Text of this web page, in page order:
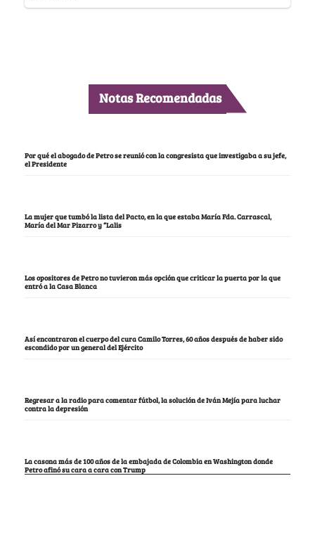
Notas Recomendadas
Por qué el abogado de Petro se reunió con la congresista que investigaba a su jefe,
el Presidente
La mujer que tumbó la lista del Pacto, en la que estaba María Fda. Carrascal,
María del Mar Pizarro y “Lalis
Los opositores de Petro no tuvieron más opción que criticar la puerta por la que
entró a la Casa Blanca
Así encontraron el cuerpo del cura Camilo Torres, 60 años después de haber sido
escondido por un general del Ejército
Regresar a la radio para comentar fútbol, la solución de Iván Mejía para luchar
contra la depresión
La casona más de 100 años de la embajada de Colombia en Washington donde
Petro afinó su cara a cara con Trump